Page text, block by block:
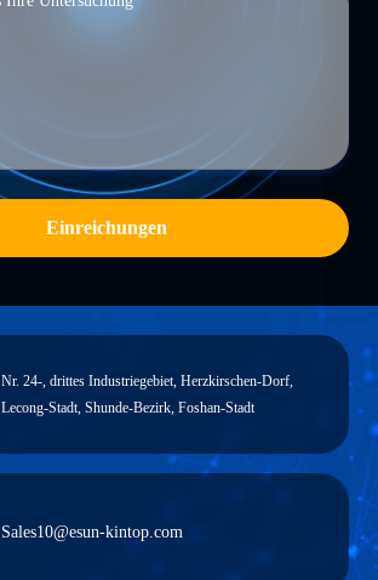
Einreichungen
Nr. 24-, drittes Industriegebiet, Herzkirschen-Dorf,
Lecong-Stadt, Shunde-Bezirk, Foshan-Stadt
Sales10@esun-kintop.com